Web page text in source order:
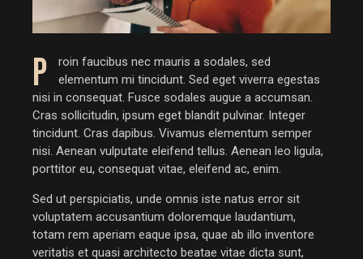
P
roin faucibus nec mauris a sodales, sed
elementum mi tincidunt. Sed eget viverra egestas
nisi in consequat. Fusce sodales augue a accumsan.
Cras sollicitudin, ipsum eget blandit pulvinar. Integer
tincidunt. Cras dapibus. Vivamus elementum semper
nisi. Aenean vulputate eleifend tellus. Aenean leo ligula,
porttitor eu, consequat vitae, eleifend ac, enim.
Sed ut perspiciatis, unde omnis iste natus error sit
voluptatem accusantium doloremque laudantium,
totam rem aperiam eaque ipsa, quae ab illo inventore
veritatis et quasi architecto beatae vitae dicta sunt,